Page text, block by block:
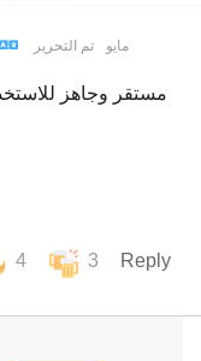
27 مايو تم التحرير
4 3 Reply